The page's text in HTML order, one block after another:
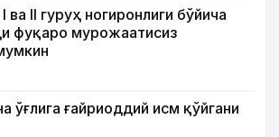
ва II гуруҳ ногиронлиги бўйича
фуқаро мурожаатисиз
ўғлига ғайриоддий исм қўйгани